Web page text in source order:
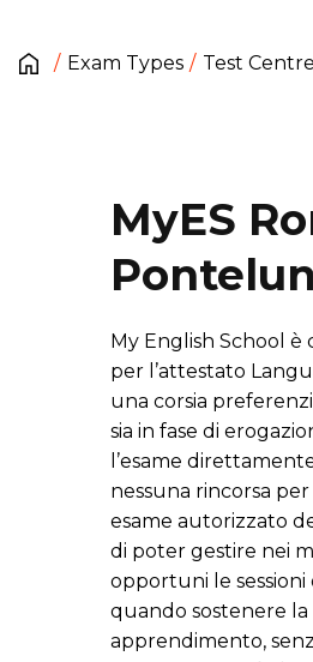
Exam Types Test
MyES
My English School
per l’attestato
una corsia
sia in fase di
l’esame
nessuna rincorsa
esame autorizzato
di poter gestire nei
opportuni le sessioni
quando sostenere la
apprendimento,